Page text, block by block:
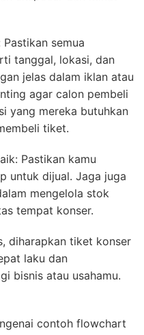
semua
tanggal, lokasi, dan
jelas dalam iklan atau
agar calon pembeli
yang mereka butuhkan
tiket.
Pastikan kamu
untuk dijual. Jaga juga
mengelola stok
tempat konser.
diharapkan tiket konser
laku dan
bisnis atau usahamu.
contoh flowchart